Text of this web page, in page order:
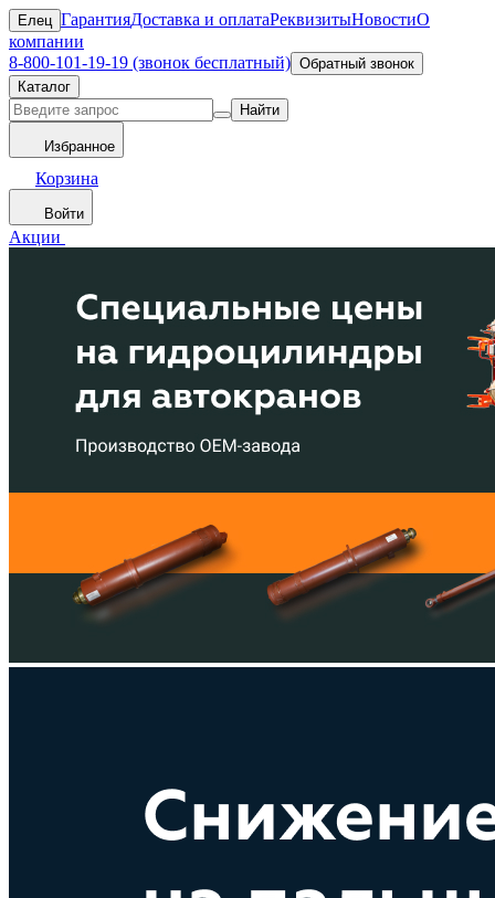
Елец ГарантияДоставка и оплатаРеквизитыНовостиО
компании
8-800-101-19-19 (звонок бесплатный) Обратный звонок
Каталог
Найти
Избранное
Корзина
Войти
Акции